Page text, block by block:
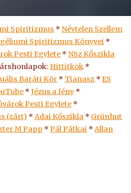
Spiritizmus * Névtelen Szellem
Spiritizmus Könyvei *
Pesti Egylete * NSz Kőszikla
Hittitkok *
Baráti Kör * Tianasz *ES
*Jézus a fény *
Pesti Egylete *
(zárt) *Adai Kőszikla * Grünhut
M Papp *Pál Pátkai *Allan